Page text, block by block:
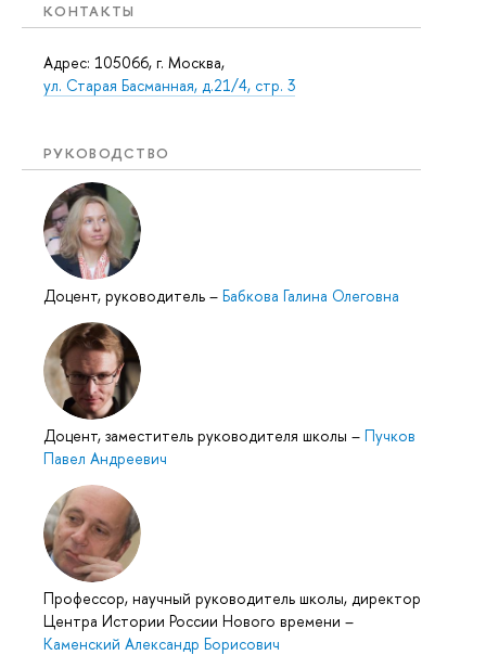
КОНТАКТЫ
Адрес: 105066, г. Москва,
ул. Старая Басманная, д.21/4, стр. 3
РУКОВОДСТВО
Доцент, руководитель – Бабкова Галина Олеговна
Доцент, заместитель руководителя школы – Пучков
Павел Андреевич
Профессор, научный руководитель школы, директор
Центра Истории России Нового времени –
Каменский Александр Борисович